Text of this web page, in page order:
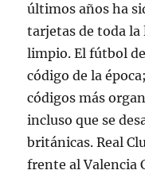
últimos años ha
tarjetas de toda la
limpio. El fútbol
código de la
códigos más
incluso que se
británicas. Real
frente al Valencia